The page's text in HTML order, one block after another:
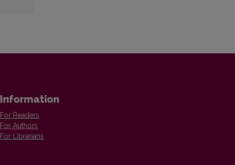
Information
For Readers
For Authors
For Librarians